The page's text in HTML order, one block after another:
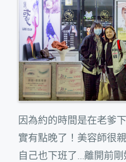
因為約的時間是在老爹
實有點晚了！美容師很
自己也下班了…離開前